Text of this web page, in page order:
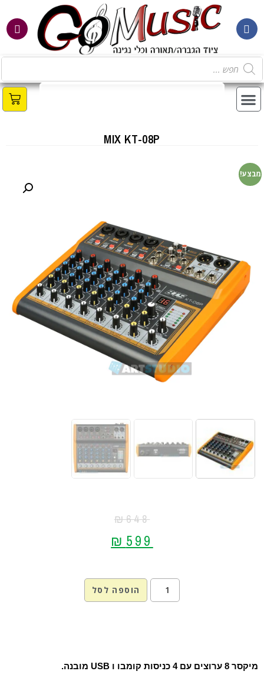
MIX KT-08P
מבצע!
₪648
₪ 599
הוספה לסל
מיקסר 8 ערוצים עם 4 כניסות קומבו ו USB מובנה.